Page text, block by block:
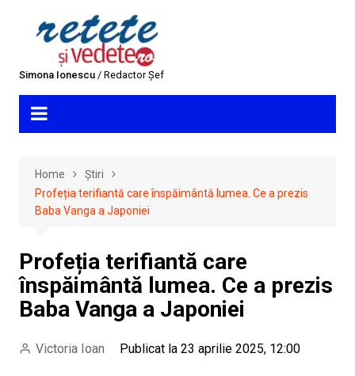
Simona Ionescu/ Redactor Șef
Home
Știri
Profeția terifiantă care înspăimântă lumea. Ce a prezis
Baba Vanga a Japoniei
Profeția terifiantă care
înspăimântă lumea. Ce a prezis
Baba Vanga a Japoniei
Victoria Ioan Publicat la 23 aprilie 2025, 12:00